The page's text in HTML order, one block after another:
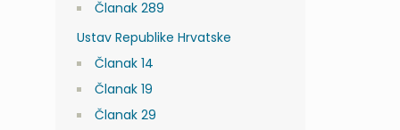
Članak 289
Ustav Republike Hrvatske
Članak 14
Članak 19
Članak 29